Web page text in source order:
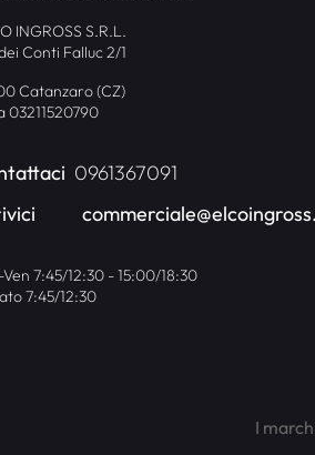
INGROSS S.R.L.
Conti Falluc 2/1
Catanzaro (CZ)
03211520790
0961367091
7:45/12:30 - 15:00/18:30
7:45/12:30
I